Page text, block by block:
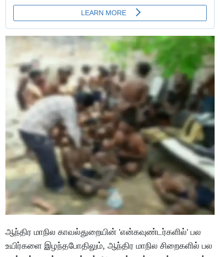
ஆந்திர மாநில காவல்துறையின் 'என்கவுண்டர்களில்' பல
உயிர்களை இழந்தபோதிலும், ஆந்திர மாநில சிறைகளில் பல